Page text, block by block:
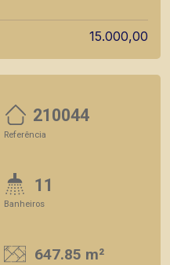
15.000,00
210044
Referência
11
Banheiros
647.85 m²